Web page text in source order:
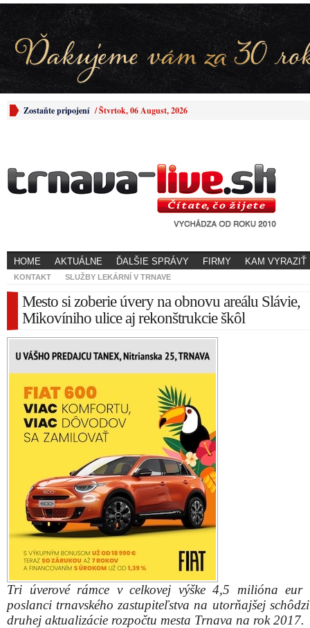
Zostaňte pripojení /Štvrtok, 06 August, 2026
HOME AKTUÁLNE ĎALŠIE SPRÁVY FIRMY KAM VYRAZIŤ
KONTAKT SLUŽBY LEKÁRNÍ V TRNAVE
Mesto si zoberie úvery na obnovu areálu Slávie,
Mikovíniho ulice aj rekonštrukcie škôl
Tri úverové rámce v celkovej výške 4,5 milióna eur
poslanci trnavského zastupiteľstva na utorňajšej
druhej aktualizácie rozpočtu mesta Trnava na rok 2017.